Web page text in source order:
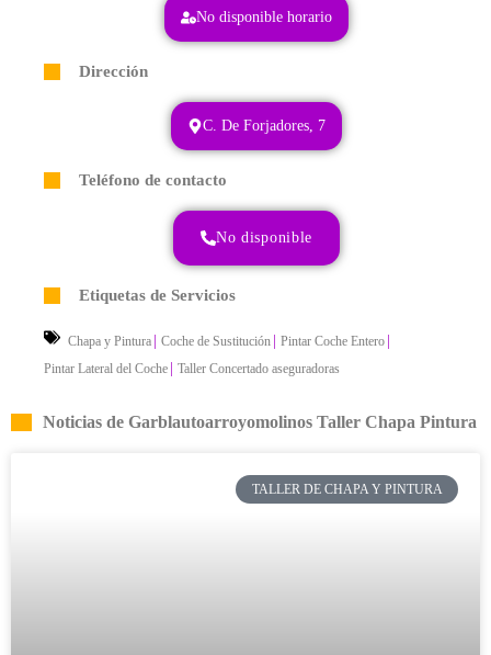
No disponible horario
Dirección
C. De Forjadores, 7
Teléfono de contacto
No disponible
Etiquetas de Servicios
Chapa y Pintura Coche de Sustitución Pintar Coche Entero
Pintar Lateral del Coche Taller Concertado aseguradoras
Noticias de Garblautoarroyomolinos Taller Chapa Pintura
TALLER DE CHAPA Y PINTURA